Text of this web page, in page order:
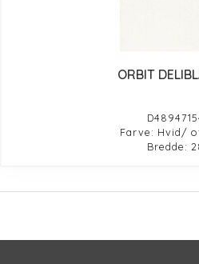
ORBIT
Farve: Hvid/
Bredde: